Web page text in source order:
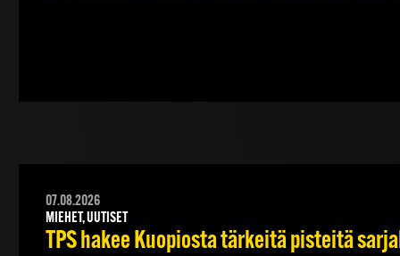
07.08.2026
MIEHET, UUTISET
TPS hakee Kuopiosta tärkeitä pisteitä